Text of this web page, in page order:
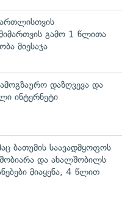
გამო 1 წლითა
მიესაჯა
დაზღვევა და
ინტერნეტი
ბათუმის საავადმყოფოს
და ახალშობილს
მიაყენა, 4 წლით